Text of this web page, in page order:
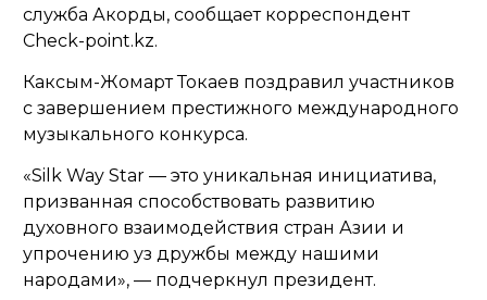
служба Акорды, сообщает корреспондент
Check-point.kz.
Каксым-Жомарт Токаев поздравил участников
с завершением престижного международного
музыкального конкурса.
«Silk Way Star — это уникальная инициатива,
призванная способствовать развитию
духовного взаимодействия стран Азии и
упрочению уз дружбы между нашими
народами», — подчеркнул президент.